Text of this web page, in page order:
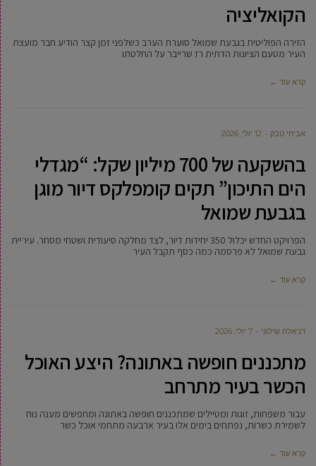
הקואליציה
הזירה הפוליטית בגבעת שמואל סוערת הערב כשלפני זמן קצר הודיע חבר מועצת
העיר מטעם הציונות הדתית רז שרייבר על החלטתו
קרא עוד ←
אביחי טבק 12 יולי, 2026
בהשקעה של 700 מיליון שקל: “מגדלי
הים התיכון” תקים קומפלקס דיור מוגן
בגבעת שמואל
הפרויקט החדש יכלול 350 יחידות דיור, לצד מחלקה סיעודית ושטחי מסחר. עיריית
גבעת שמואל לא פרסמה כמה כסף תקבל העיר
קרא עוד ←
דניאלה שילוני 7 יולי, 2026
מתכננים חופשה באתונה? היצע האוכל
הכשר בעיר מתרחב
עבור משפחות, זוגות ומטיילים שמתכננים חופשה באתונה ומחפשים מענה נוח
לשמירת כשרות, נפתחים בימים אלו בעיר ארבעה מתחמי אוכל כשר
קרא עוד ←